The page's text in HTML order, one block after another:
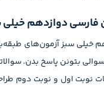
دوازدهم خیلی‌
خیلی سبز آزمون‌های
بتونن پاسخ بدن.
نوبت اول و نوبت دوم